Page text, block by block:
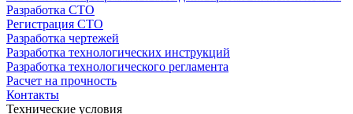
Разработка СТО
Регистрация СТО
Разработка чертежей
Разработка технологических инструкций
Разработка технологического регламента
Расчет на прочность
Контакты
Технические условия